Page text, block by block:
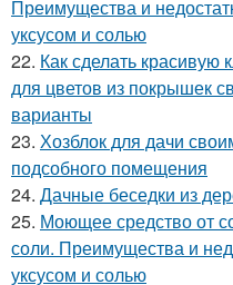
Преимущества и
уксусом и солью
22. Как сделать
для цветов из покрышек
варианты
23. Хозблок для дачи
подсобного помещения
24. Дачные беседки из
25. Моющее средство от
соли. Преимущества и
уксусом и солью